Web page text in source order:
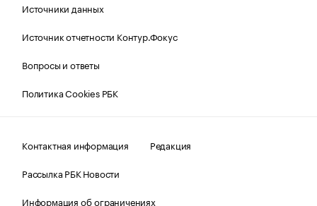
Источники данных
Источник отчетности Контур.Фокус
Вопросы и ответы
Политика Cookies РБК
Контактная информация
Редакция
Рассылка РБК Новости
Информация об ограничениях